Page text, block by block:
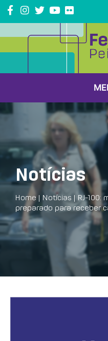
Notícias
Home| Notícias | RJ-100:
preparado para receber